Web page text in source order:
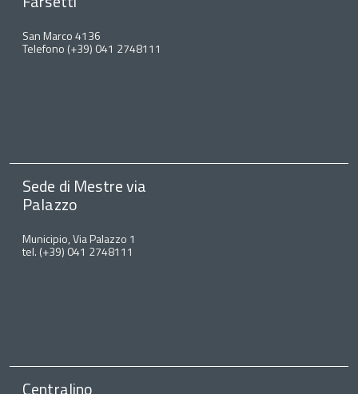
San Marco 4136
Telefono (+39) 041 2748111
Sede di Mestre via
Palazzo
Municipio, Via Palazzo 1
tel. (+39) 041 2748111
Centralino